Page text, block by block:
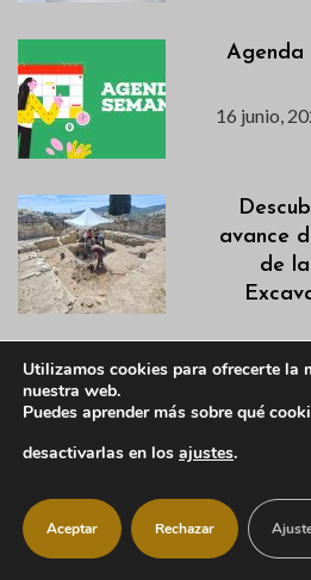
Agenda
16 junio,
avance
de
Utilizamos cookies para ofrecerte la
nuestra web.
Puedes aprender más sobre qué
desactivarlas en los ajustes.
Aceptar Rechazar